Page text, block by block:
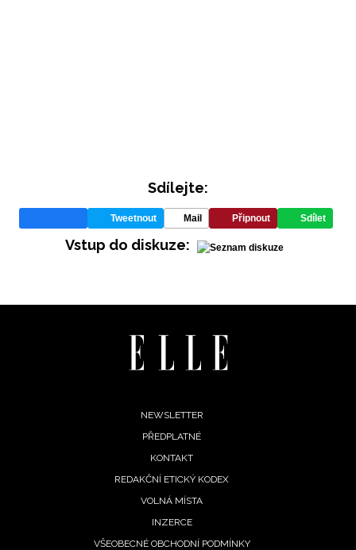
Sdílejte:
Tweetnout Mail Připnout Sdílet
Vstup do diskuze:
NEWSLETTER
PŘEDPLATNÉ
KONTAKT
REDAKČNÍ ETICKÝ KODEX
VOLNÁ MÍSTA
INZERCE
VŠEOBECNÉ OBCHODNÍ PODMÍNKY